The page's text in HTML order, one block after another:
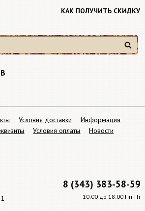
КАК ПОЛУЧИТЬ СКИДКУ
Найти
8 (343) 383-58-59
10:00 до 18:00 Пн-Пт
Условия доставки
Информация
Условия оплаты Новости